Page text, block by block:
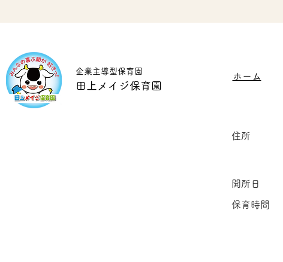
​企業主導型保育園
​田上メイジ保育園
​ホーム
​住所
開所日
保育時間